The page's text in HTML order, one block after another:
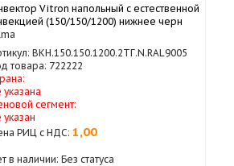
Vitron напольный с естественной
(150/150/1200) нижнее черн
ВКН.150.150.1200.2ТГ.N.RAL9005
товара: 722222
указана
сегмент:
указан
РИЦ с НДС: 1,00
в наличии: Без статуса